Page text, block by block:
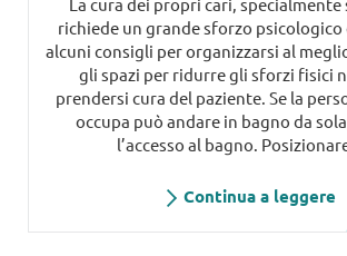
La cura dei propri cari,
richiede un grande sforzo psicologico
alcuni consigli per organizzarsi al
gli spazi per ridurre gli sforzi fisici
prendersi cura del paziente. Se la
occupa può andare in bagno da
l’accesso al bagno.
Continua a leggere